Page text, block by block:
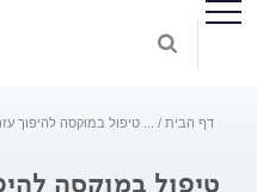
דף הבית טיפול במוקסה להיפוך
טיפול במוקסה